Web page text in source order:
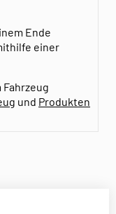
Ende
einer
Fahrzeug
und Produkten